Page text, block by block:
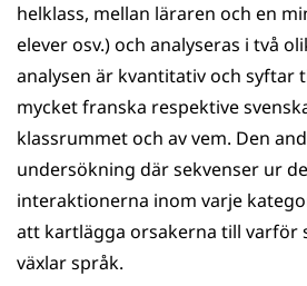
helklass, mellan läraren och en
elever osv.) och analyseras i två
analysen är kvantitativ och syftar
mycket franska respektive
klassrummet och av vem. Den
undersökning där sekvenser ur
interaktionerna inom varje
att kartlägga orsakerna till varför
växlar språk.